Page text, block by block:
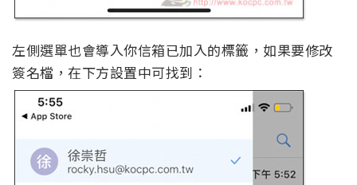
左側選單也會導入你信箱已加入的標籤，如果要修改
簽名檔，在下方設置中可找到：